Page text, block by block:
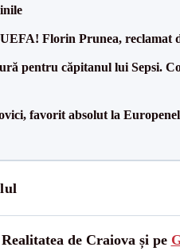
Florin Prunea, reclamat
pentru căpitanul lui Sepsi.
favorit absolut la
de Craiova și pe